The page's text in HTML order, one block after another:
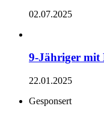
02.07.2025
9-Jähriger mit
22.01.2025
Gesponsert